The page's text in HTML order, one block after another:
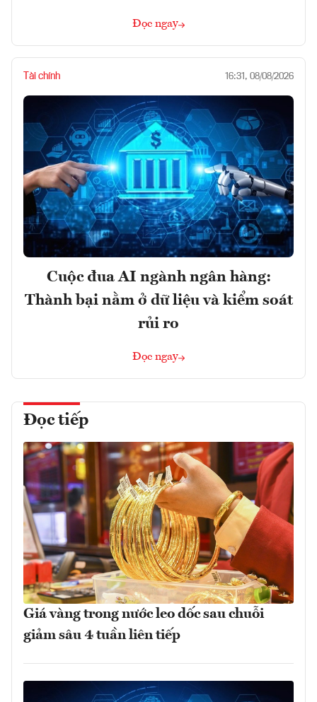
Đọc ngay
Tài chính 16:31, 08/08/2026
Cuộc đua AI ngành ngân hàng:
Thành bại nằm ở dữ liệu và kiểm soát
rủi ro
Đọc ngay
Đọc tiếp
Giá vàng trong nước leo dốc sau chuỗi
giảm sâu 4 tuần liên tiếp